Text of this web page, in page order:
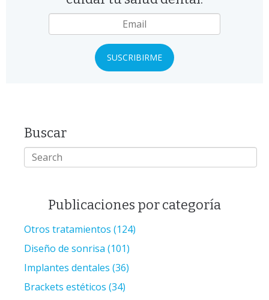
Buscar
Publicaciones por categoría
Otros tratamientos (124)
Diseño de sonrisa (101)
Implantes dentales (36)
Brackets estéticos (34)